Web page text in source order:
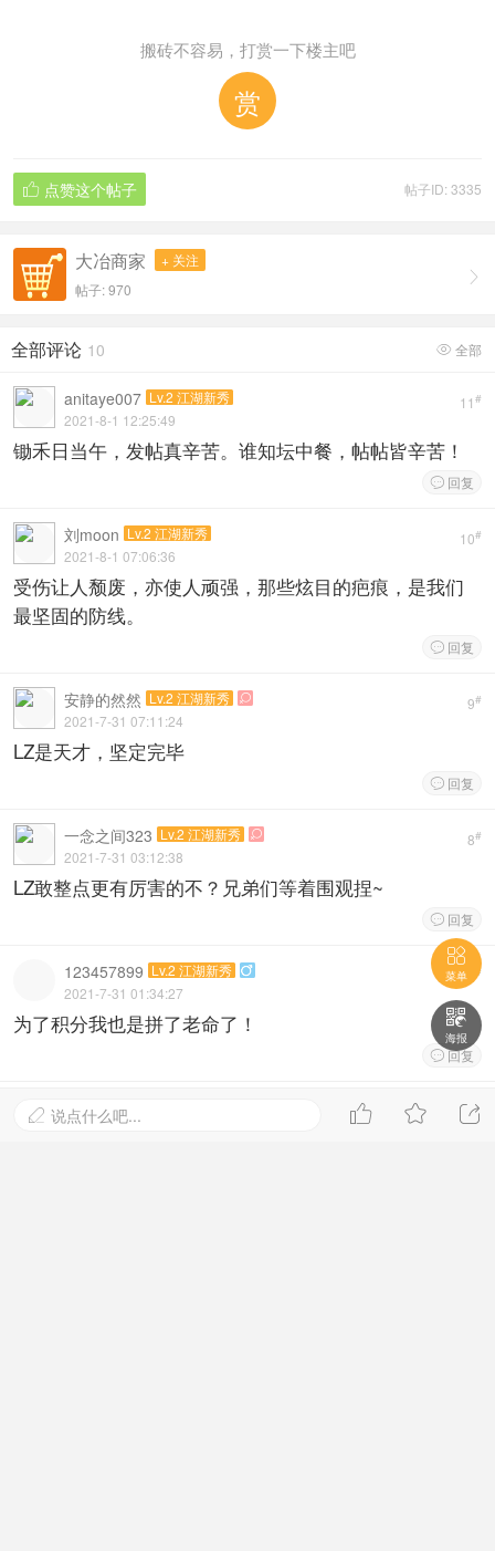
搬砖不容易，打赏一下楼主吧
赏
帖子ID: 3335
 点赞这个帖子

大冶商家
+ 关注
帖子: 970
 全部
全部评论 10
11 #
anitaye007 Lv.2 江湖新秀
2021-8-1 12:25:49
锄禾日当午，发帖真辛苦。谁知坛中餐，帖帖皆辛苦！
 回复
10#
刘moon Lv.2 江湖新秀
2021-8-1 07:06:36
受伤让人颓废，亦使人顽强，那些炫目的疤痕，是我们
最坚固的防线。
 回复
9#
安静的然然 Lv.2 江湖新秀 
2021-7-31 07:11:24
LZ是天才，坚定完毕
 回复
8#
一念之间323 Lv.2 江湖新秀 
2021-7-31 03:12:38
LZ敢整点更有厉害的不？兄弟们等着围观捏~
 回复
#
123457899 Lv.2 江湖新秀 
2021-7-31 01:34:27
为了积分我也是拼了老命了！
 回复
6#
天魔泣途
2021-7-30 22:21:13

菜单

海报



 说点什么吧...